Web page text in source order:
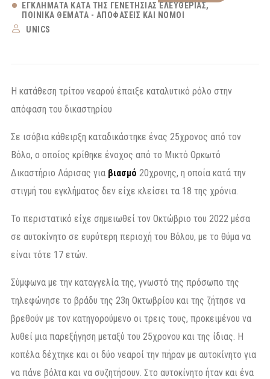
ΕΓΚΛΉΜΑΤΑ ΚΑΤΆ ΤΗΣ ΓΕΝΕΤΉΣΙΑΣ ΕΛΕΥΘΕΡΊΑΣ
ΠΟΙΝΙΚΆ ΘΈΜΑΤΑ - ΑΠΟΦΆΣΕΙΣ ΚΑΙ ΝΌΜΟΙ
UNICS
Η κατάθεση τρίτου νεαρού έπαιξε καταλυτικό ρόλο στην
απόφαση του δικαστηρίου
Σε ισόβια κάθειρξη καταδικάστηκε ένας 25χρονος από τον
Βόλο, ο οποίος κρίθηκε ένοχος από το Μικτό Ορκωτό
Δικαστήριο Λάρισας για βιασμό 20χρονης, η οποία κατά την
στιγμή του εγκλήματος δεν είχε κλείσει τα 18 της χρόνια.
Το περιστατικό είχε σημειωθεί τον Οκτώβριο του 2022 μέσα
σε αυτοκίνητο σε ευρύτερη περιοχή του Βόλου, με το θύμα να
είναι τότε 17 ετών.
Σύμφωνα με την καταγγελία της, γνωστό της πρόσωπο της
τηλεφώνησε το βράδυ της 23η Οκτωβρίου και της ζήτησε να
βρεθούν με τον κατηγορούμενο οι τρεις τους, προκειμένου να
λυθεί μια παρεξήγηση μεταξύ του 25χρονου και της ίδιας. Η
κοπέλα δέχτηκε και οι δύο νεαροί την πήραν με αυτοκίνητο για
να πάνε βόλτα και να συζητήσουν. Στο αυτοκίνητο ήταν και ένα